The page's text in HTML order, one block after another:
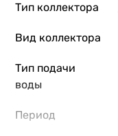
Тип коллектора
Вид коллектора
Тип подачи
воды
Период